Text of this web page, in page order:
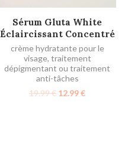
AJOUTER AU PANIER
Sérum Gluta White
Éclaircissant Concentré
crème hydratante pour le
visage, traitement
dépigmentant ou traitement
anti-tâches
19.99€ 12.99€